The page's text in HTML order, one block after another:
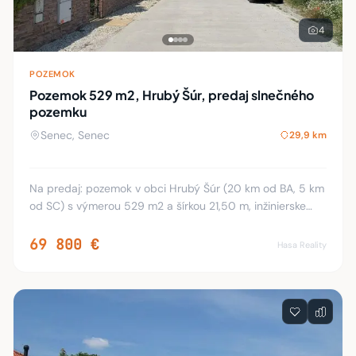
4
POZEMOK
Pozemok 529 m2, Hrubý Šúr, predaj slnečného
pozemku
Senec, Senec 29,9 km
Na predaj: pozemok v obci Hrubý Šúr (20 km od BA, 5 km
od SC) s výmerou 529 m2 a šírkou 21,50 m, inžinierske
vyvedené až na pozemok, žumpu alebo ČO
69 800 € Hasa Reality